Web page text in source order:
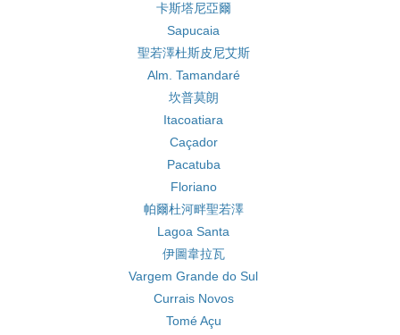
卡斯塔尼亞爾
Sapucaia
聖若澤杜斯皮尼艾斯
Alm. Tamandaré
坎普莫朗
Itacoatiara
Caçador
Pacatuba
Floriano
帕爾杜河畔聖若澤
Lagoa Santa
伊圖韋拉瓦
Vargem Grande do Sul
Currais Novos
Tomé Açu